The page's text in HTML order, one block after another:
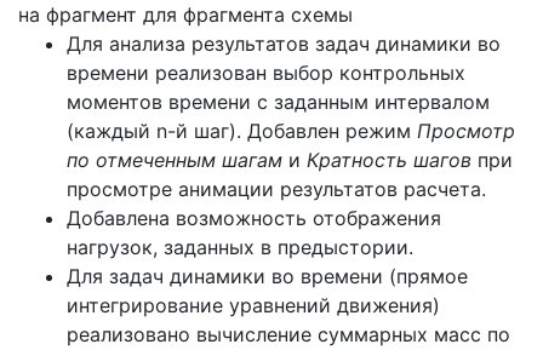
на фрагмент для фрагмента схемы
Для анализа результатов задач динамики во
времени реализован выбор контрольных
моментов времени с заданным интервалом
(каждый n-й шаг). Добавлен режим Просмотр
по отмеченным шагам и Кратность шагов при
просмотре анимации результатов расчета.
Добавлена возможность отображения
нагрузок, заданных в предыстории.
Для задач динамики во времени (прямое
интегрирование уравнений движения)
реализовано вычисление суммарных масс по